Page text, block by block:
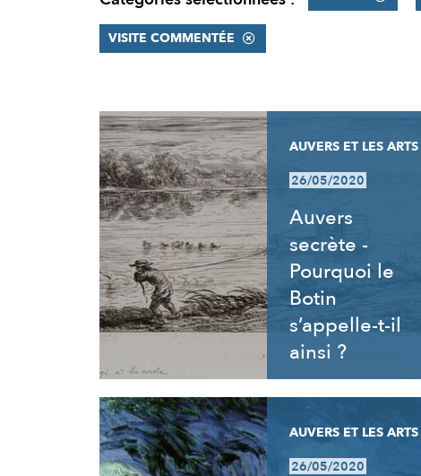
VISITE COMMENTÉE
RÉSULTATS
AUVERS ET LES ARTS
26/05/2020
Auvers
secrète -
Pourquoi le
Botin
s’appelle-t-il
ainsi ?
AUVERS ET LES ARTS
26/05/2020